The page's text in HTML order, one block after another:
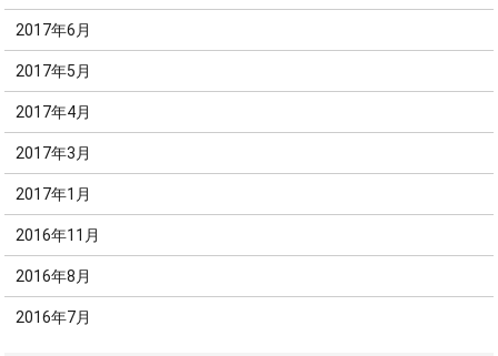
2017年6月
2017年5月
2017年4月
2017年3月
2017年1月
2016年11月
2016年8月
2016年7月